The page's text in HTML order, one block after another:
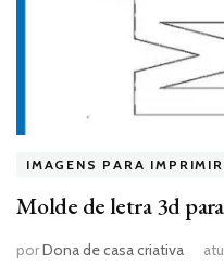
IMAGENS PARA IMPRIMIR
Molde de letra 3d
porDona de casa criativa